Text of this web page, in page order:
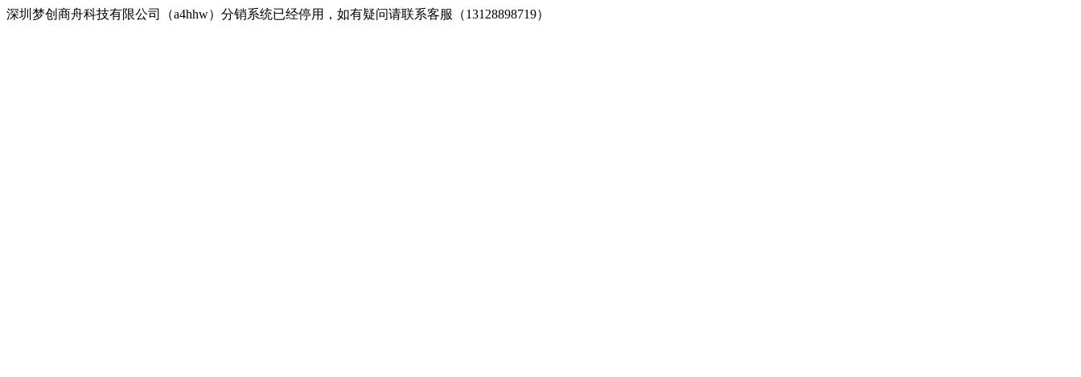
深圳梦创商舟科技有限公司（a4hhw）分销系统已经停用，如有疑问请联系客服（13128898719）